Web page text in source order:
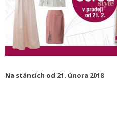
Na stáncích od 21. února 2018